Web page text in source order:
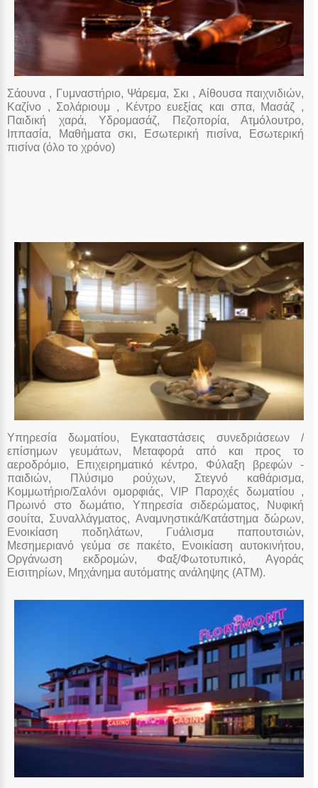
Σάουνα , Γυμναστήριο, Ψάρεμα, Σκι , Αίθουσα παιχνιδιών,
Καζίνο , Σολάριουμ , Κέντρο ευεξίας και σπα, Μασάζ ,
Παιδική χαρά, Υδρομασάζ, Πεζοπορία, Ατμόλουτρο,
Ιππασία, Μαθήματα σκι, Εσωτερική πισίνα, Εσωτερική
πισίνα (όλο το χρόνο)
Υπηρεσία δωματίου, Εγκαταστάσεις συνεδριάσεων /
επίσημων γευμάτων, Μεταφορά από και προς το
αεροδρόμιο, Επιχειρηματικό κέντρο, Φύλαξη βρεφών -
παιδιών, Πλύσιμο ρούχων, Στεγνό καθάρισμα,
Κομμωτήριο/Σαλόνι ομορφιάς, VIP Παροχές δωματίου ,
Πρωινό στο δωμάτιο, Υπηρεσία σιδερώματος, Νυφική
σουίτα, Συναλλάγματος, Αναμνηστικά/Κατάστημα δώρων,
Ενοικίαση ποδηλάτων, Γυάλισμα παπουτσιών,
Μεσημεριανό γεύμα σε πακέτο, Ενοικίαση αυτοκινήτου,
Οργάνωση εκδρομών, Φαξ/Φωτοτυπικό, Αγοράς
Εισιτηρίων, Μηχάνημα αυτόματης ανάληψης (ΑΤΜ).